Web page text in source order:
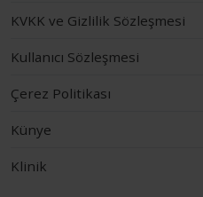
KVKK ve Gizlilik Sözleşmesi
Kullanıcı Sözleşmesi
Çerez Politikası
Künye
Klinik